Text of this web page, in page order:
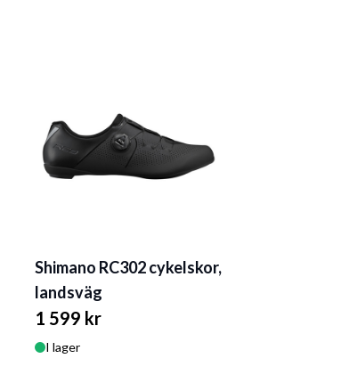
Shimano RC302 cykelskor,
landsväg
1 599 kr
I lager